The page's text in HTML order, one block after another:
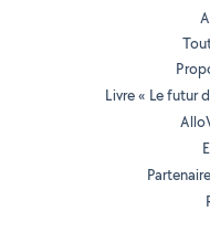
Livre « Le futur